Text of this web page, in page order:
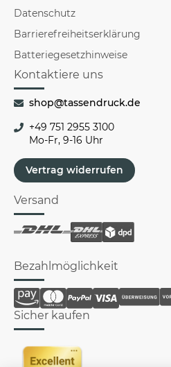
Datenschutz
Barrierefreiheitserklärung
Batteriegesetzhinweise
Kontaktiere uns
shop@tassendruck.de
+49 751 2955 3100
Mo-Fr, 9-16 Uhr
Vertrag widerrufen
Versand
Bezahlmöglichkeit
Sicher kaufen